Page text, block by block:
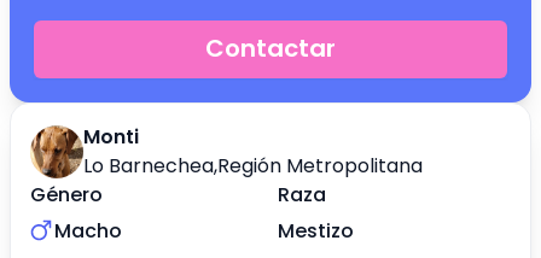
Monti
Lo Barnechea,Región Metropolitana
Género
Macho
Raza
Mestizo
Contactar